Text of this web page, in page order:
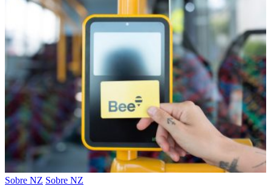
Sobre NZ Sobre NZ